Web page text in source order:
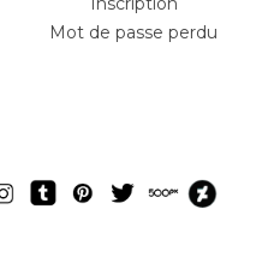
Mot de passe perdu